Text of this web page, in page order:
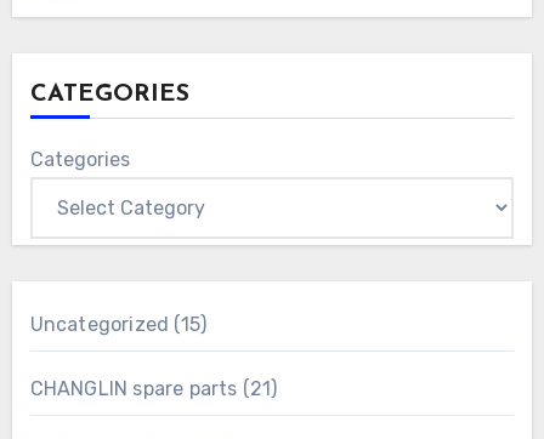
CATEGORIES
Categories
Uncategorized 1515
products
CHANGLIN spare parts
21 21
products